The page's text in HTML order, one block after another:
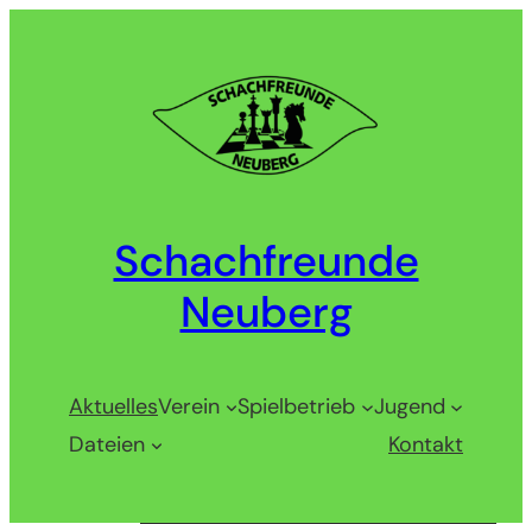
Schachfreunde
Neuberg
AktuellesVerein Spielbetrieb
Jugend
Dateien
Kontakt